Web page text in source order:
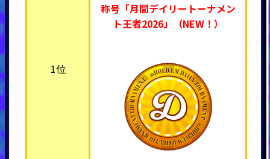
1位
称号「月間デイリートーナメン
ト王者2026」（NEW！）